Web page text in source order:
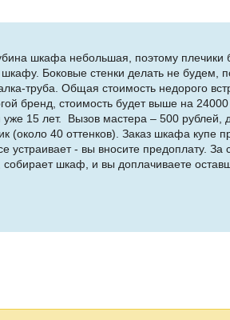
шкафа небольшая, поэтому
Боковые стенки делать не будем,
труба. Общая стоимость недорого
бренд, стоимость будет выше на
15 лет. Вызов мастера – 500 рублей,
(около 40 оттенков). Заказ шкафа
- вы вносите предоплату. За
шкаф, и вы доплачиваете